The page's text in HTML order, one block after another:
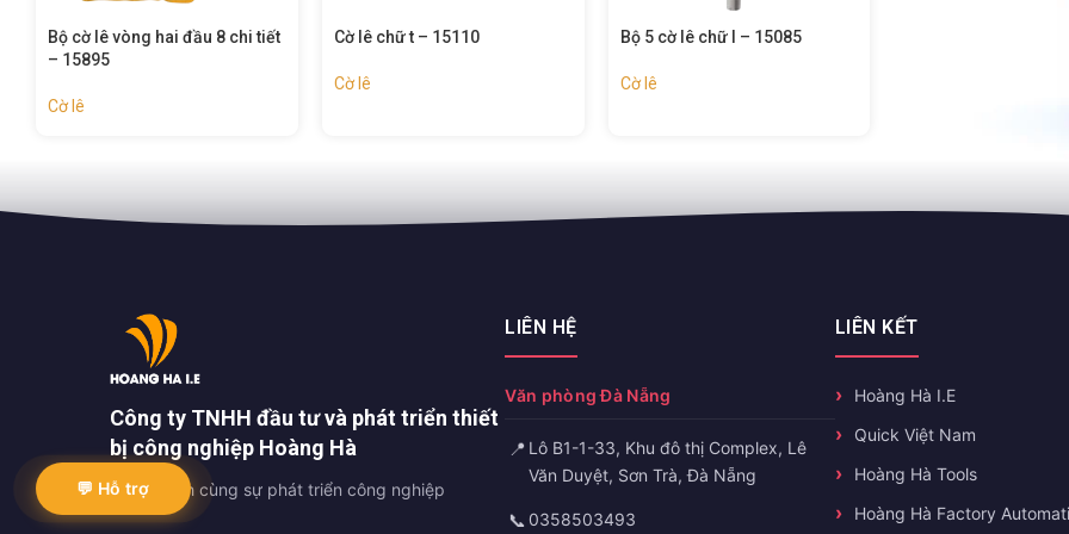
Bộ cờ lê vòng hai đầu 8 chi tiết
– 15895
Cờ lê
Cờ lê chữ t – 15110
Cờ lê
Bộ 5 cờ lê chữ l – 15085
Cờ lê
💬 Hỗ trợ
Công ty TNHH đầu tư và phát triển thiết
bị công nghiệp Hoàng Hà
Đồng hành cùng sự phát triển công nghiệp
LIÊN HỆ
Văn phòng Đà Nẵng
📍 Lô B1-1-33, Khu đô thị Complex, Lê
Văn Duyệt, Sơn Trà, Đà Nẵng
📞 0358503493
LIÊN KẾT
Hoàng Hà I.E
Quick Việt Nam
Hoàng Hà Tools
Hoàng Hà Factory